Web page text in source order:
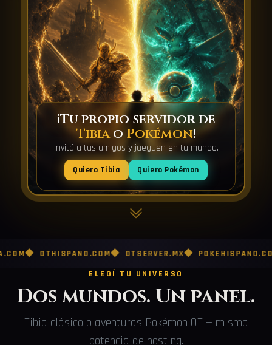
¡Tu propio servidor de
Tibiao Pokémon!
Invitá a tus amigos y jueguen en tu mundo.
Quiero Tibia Quiero Pokémon
OTHISPANO.COM OTSERVER.MX POKEHISPANO.COM
ELEGÍ TU UNIVERSO
Dos mundos. Un panel.
Tibia clásico o aventuras Pokémon OT — misma
potencia de hosting.